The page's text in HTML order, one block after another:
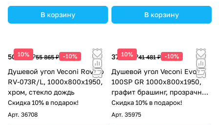
В корзину В корзину
10%
50 279 ₽55 865 ₽ -10%
Душевой угол Veconi Rovigo
RV-073R/L, 1000х800х1950,
хром, стекло дождь
Скидка 10% в подарок!
Арт. 36708
10%
37 333 ₽41 481 ₽ -10%
Душевой угол Veconi Evo
100SP GR 1000х800x1950,
графит брашинг, прозрачное
стекло
Скидка 10% в подарок!
Арт. 35975